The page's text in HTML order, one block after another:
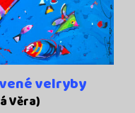
velryby
Věra)